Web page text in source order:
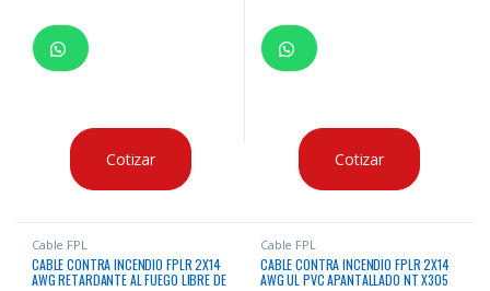
Cotizar Cotizar
Cable FPL
CABLE CONTRA INCENDIO FPLR 2X14
AWG RETARDANTE AL FUEGO LIBRE DE
Cable FPL
CABLE CONTRA INCENDIO FPLR 2X14
AWG UL PVC APANTALLADO NT X305